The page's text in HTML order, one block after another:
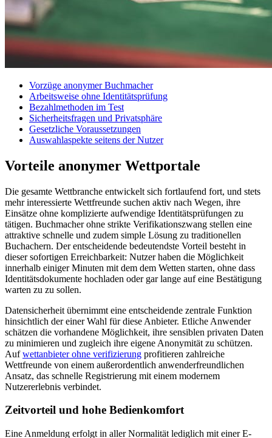
Vorzüge anonymer Buchmacher
Arbeitsweise ohne Identitätsprüfung
Bezahlmethoden im Test
Sicherheitsfragen und Privatsphäre
Gesetzliche Voraussetzungen
Auswahlaspekte seitens der Nutzer
Vorteile anonymer Wettportale
Die gesamte Wettbranche entwickelt sich fortlaufend fort, und stets
mehr interessierte Wettfreunde suchen aktiv nach Wegen, ihre
Einsätze ohne komplizierte aufwendige Identitätsprüfungen zu
tätigen. Buchmacher ohne strikte Verifikationszwang stellen eine
attraktive schnelle und zudem simple Lösung zu traditionellen
Buchachern. Der entscheidende bedeutendste Vorteil besteht in
dieser sofortigen Erreichbarkeit: Nutzer haben die Möglichkeit
innerhalb einiger Minuten mit dem dem Wetten starten, ohne dass
Identitätsdokumente hochladen oder gar lange auf eine Bestätigung
warten zu zu sollen.
Datensicherheit übernimmt eine entscheidende zentrale Funktion
hinsichtlich der einer Wahl für diese Anbieter. Etliche Anwender
schätzen die vorhandene Möglichkeit, ihre sensiblen privaten Daten
zu minimieren und zugleich ihre eigene Anonymität zu schützen.
Aufwettanbieter ohne verifizierung profitieren zahlreiche
Wettfreunde von einem außerordentlich anwenderfreundlichen
Ansatz, das schnelle Registrierung mit einem modernem
Nutzererlebnis verbindet.
Zeitvorteil und hohe Bedienkomfort
Eine Anmeldung erfolgt in aller Normalität lediglich mit einer E-